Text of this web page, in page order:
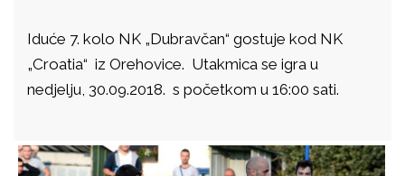
Iduće 7. kolo NK „Dubravčan“ gostuje kod NK
„Croatia“ iz Orehovice. Utakmica se igra u
nedjelju, 30.09.2018. s početkom u 16:00 sati.